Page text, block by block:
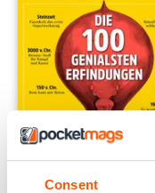
Consent